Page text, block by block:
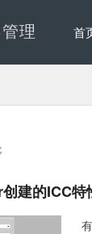
理 首
建的iCC特